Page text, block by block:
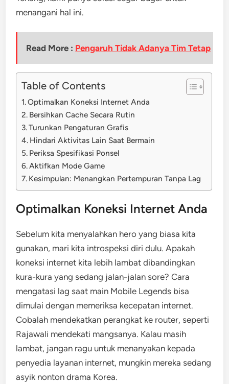
menangani hal ini.
Read More : Pengaruh Tidak Adanya Tim Tetap
Table of Contents
Optimalkan Koneksi Internet Anda
Bersihkan Cache Secara Rutin
Turunkan Pengaturan Grafis
Hindari Aktivitas Lain Saat Bermain
Periksa Spesifikasi Ponsel
Aktifkan Mode Game
Kesimpulan: Menangkan Pertempuran Tanpa Lag
Optimalkan Koneksi Internet Anda
Sebelum kita menyalahkan hero yang biasa kita
gunakan, mari kita introspeksi diri dulu. Apakah
koneksi internet kita lebih lambat dibandingkan
kura-kura yang sedang jalan-jalan sore? Cara
mengatasi lag saat main Mobile Legends bisa
dimulai dengan memeriksa kecepatan internet.
Cobalah mendekatkan perangkat ke router, seperti
Rajawali mendekati mangsanya. Kalau masih
lambat, jangan ragu untuk menanyakan kepada
penyedia layanan internet, mungkin mereka sedang
asyik nonton drama Korea.